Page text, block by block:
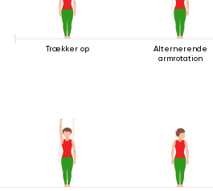
Trækker op
Alternerende
armrotation